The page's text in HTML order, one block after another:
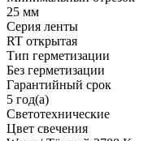
25 мм
Серия ленты
RT открытая
Тип герметизации
Без герметизации
Гарантийный срок
5 год(а)
Светотехнические
Цвет свечения